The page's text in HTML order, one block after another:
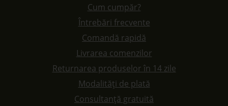
Cum cumpăr?
Întrebări frecvente
Comandă rapidă
Livrarea comenzilor
Returnarea produselor în 14 zile
Modalități de plată
Consultanță gratuită